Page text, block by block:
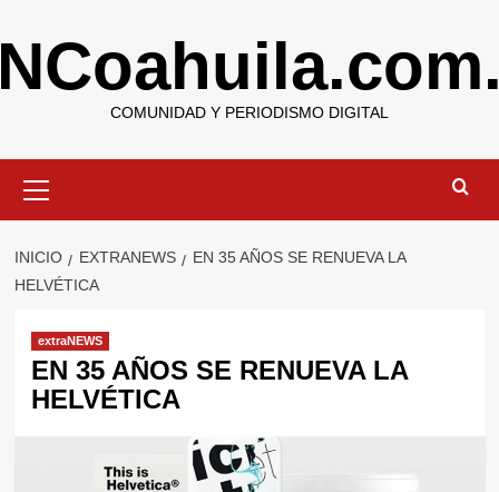
al
contenido
COMUNIDAD Y PERIODISMO DIGITAL
primario
INICIO EXTRANEWS
EN 35 AÑOS SE RENUEVA LA
HELVÉTICA
extraNEWS
EN 35 AÑOS SE RENUEVA LA
HELVÉTICA